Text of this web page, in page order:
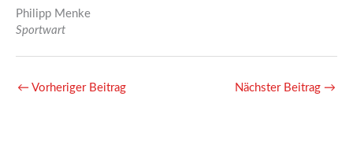
Philipp Menke
Sportwart
← Vorheriger Beitrag Nächster Beitrag →